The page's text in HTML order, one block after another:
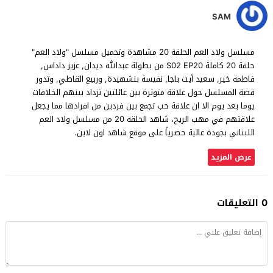
SAM
مسلسل ولاد العم الحلقة 20 مشاهدة وتحميل مسلسل "ولاد العم"
حلقة 20 كاملة S02 EP20 من بطولة عبدالله ديدان, عزيز داداس,
فاطمة خير, سعيد أيت باجا, نفيسة بنشهيدة, وربيع القاطي, وتدور
قصة المسلسل حول علاقة متوترة بين عائلتين تزداد بينهم الخلافات
يوما بعد يوم الا ان علاقة حب تجمع بين فردين من افرادها مما يجعل
علاقتهم في مهب الريح، شاهد الحلقة 20 من مسلسل ولاد العم
اللبناني بجودة عالية حصرياً على موقع شاهد اون لاين.
عرض المزيد
0 التعليقات